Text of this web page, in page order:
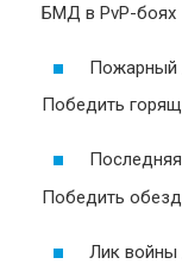
БМД в PvP-боях
Пожарный
Победить
Победить
Лик войны